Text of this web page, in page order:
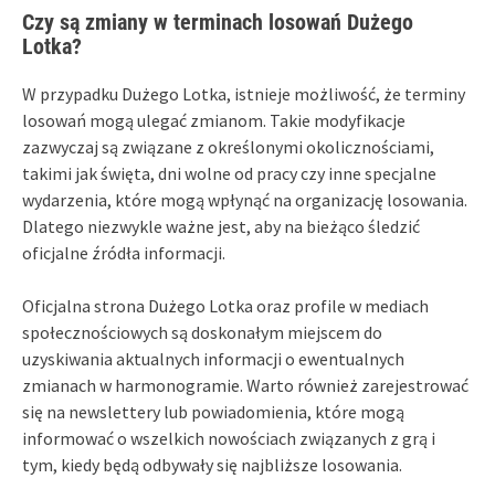
Czy są zmiany w terminach losowań Dużego
Lotka?
W przypadku Dużego Lotka, istnieje możliwość, że terminy
losowań mogą ulegać zmianom. Takie modyfikacje
zazwyczaj są związane z określonymi okolicznościami,
takimi jak święta, dni wolne od pracy czy inne specjalne
wydarzenia, które mogą wpłynąć na organizację losowania.
Dlatego niezwykle ważne jest, aby na bieżąco śledzić
oficjalne źródła informacji.
Oficjalna strona Dużego Lotka oraz profile w mediach
społecznościowych są doskonałym miejscem do
uzyskiwania aktualnych informacji o ewentualnych
zmianach w harmonogramie. Warto również zarejestrować
się na newslettery lub powiadomienia, które mogą
informować o wszelkich nowościach związanych z grą i
tym, kiedy będą odbywały się najbliższe losowania.